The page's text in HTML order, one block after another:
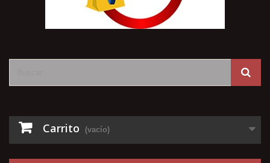
Carrito (vacío)